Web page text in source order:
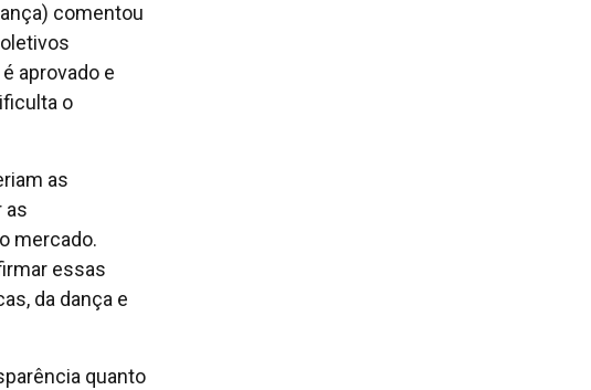
comentou
aprovado e
o
as
as
mercado.
essas
da dança e
quanto